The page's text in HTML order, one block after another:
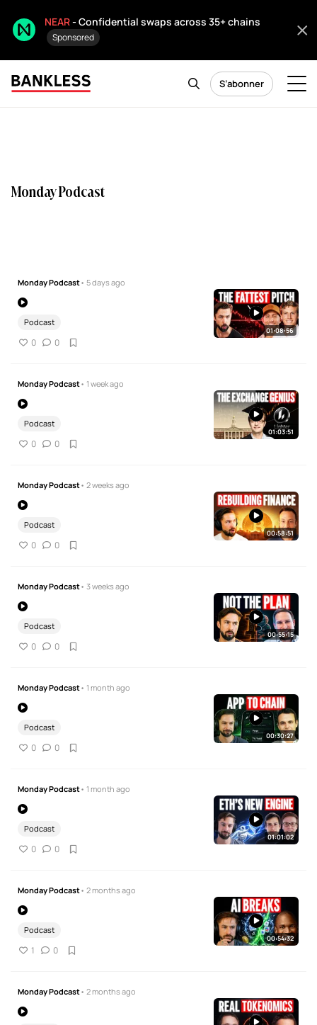
NEAR- Confidential swaps across 35+ chains
Sponsored
S’abonner
Monday Podcast
Monday Podcast• 5 days ago
Podcast
0 0
01:08:56
Monday Podcast• 1 week ago
Podcast
0 0
01:03:51
Monday Podcast• 2 weeks ago
Podcast
0 0
00:58:51
Monday Podcast• 3 weeks ago
Podcast
0 0
00:55:15
Monday Podcast• 1 month ago
Podcast
0 0
00:30:27
Monday Podcast• 1 month ago
Podcast
0 0
01:01:02
Monday Podcast• 2 months ago
Podcast
1 0
00:54:32
Monday Podcast• 2 months ago